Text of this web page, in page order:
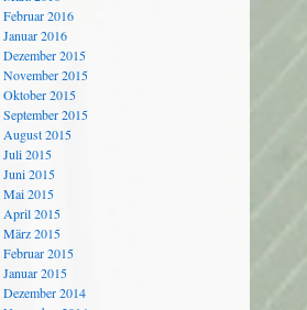
Februar 2016
Januar 2016
Dezember 2015
November 2015
Oktober 2015
September 2015
August 2015
Juli 2015
Juni 2015
Mai 2015
April 2015
März 2015
Februar 2015
Januar 2015
Dezember 2014